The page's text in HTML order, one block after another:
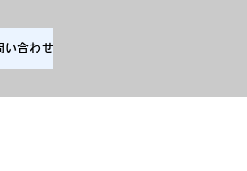
い合わせ